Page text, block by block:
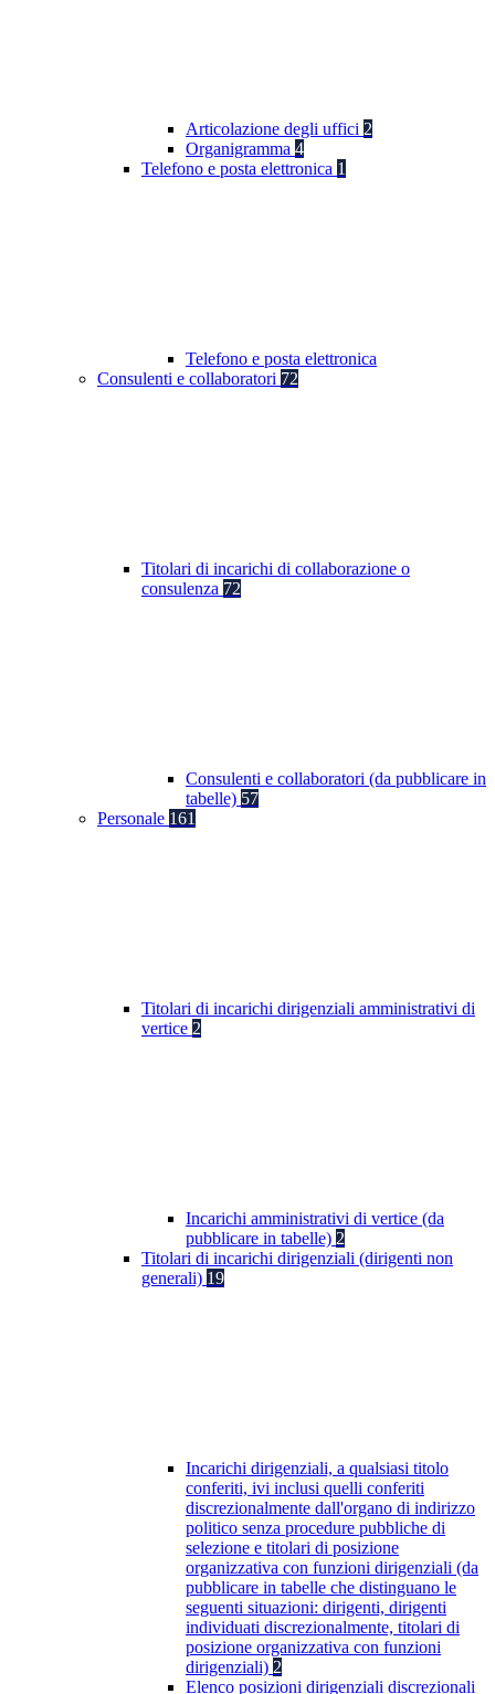
Articolazione degli uffici 2
Organigramma 4
Telefono e posta elettronica 1
Telefono e posta elettronica
Consulenti e collaboratori 72
Titolari di incarichi di collaborazione o
consulenza 72
Consulenti e collaboratori (da pubblicare in
tabelle) 57
Personale 161
Titolari di incarichi dirigenziali amministrativi di
vertice 2
Incarichi amministrativi di vertice (da
pubblicare in tabelle) 2
Titolari di incarichi dirigenziali (dirigenti non
generali) 19
Incarichi dirigenziali, a qualsiasi titolo
conferiti, ivi inclusi quelli conferiti
discrezionalmente dall'organo di indirizzo
politico senza procedure pubbliche di
selezione e titolari di posizione
organizzativa con funzioni dirigenziali (da
pubblicare in tabelle che distinguano le
seguenti situazioni: dirigenti, dirigenti
individuati discrezionalmente, titolari di
posizione organizzativa con funzioni
dirigenziali) 2
Elenco posizioni dirigenziali discrezionali